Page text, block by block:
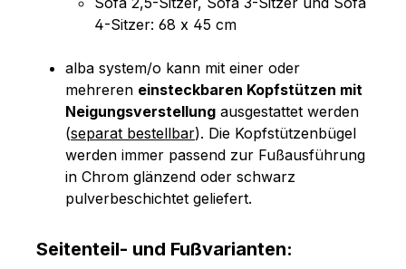
4-Sitzer: 68 x 45 cm
alba system/o kann mit einer oder
mehreren einsteckbaren Kopfstützen mit
Neigungsverstellung ausgestattet werden
(separat bestellbar). Die Kopfstützenbügel
werden immer passend zur Fußausführung
in Chrom glänzend oder schwarz
pulverbeschichtet geliefert.
Seitenteil- und Fußvarianten: